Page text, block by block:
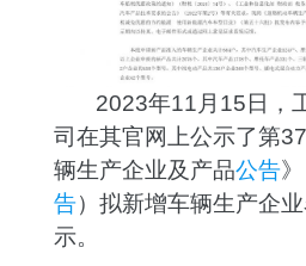
2023年11月15日，
司在其官网上公示了第
辆生产企业及产品公告
告）拟新增车辆生产企
示。